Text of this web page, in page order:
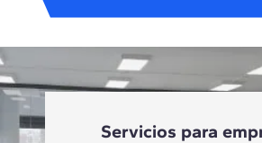
Servicios para